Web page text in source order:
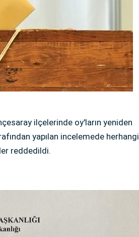
ilçelerinde oy'ların yeniden
yapılan incelemede herhangi
reddedildi.